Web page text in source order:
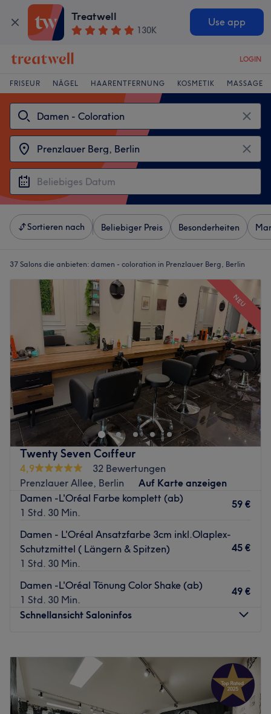
Treatwell
130K
Use app
LOGIN
FRISEUR NÄGEL HAARENTFERNUNG KOSMETIK MASSAGE
Sortieren nach Beliebiger Preis Besonderheiten
37 Salons die anbieten: damen - coloration in Prenzlauer Berg, Berlin
NEU
Twenty Seven Coıffeur
4,9
32 Bewertungen
Prenzlauer Allee, Berlin
Auf Karte anzeigen
Damen -L'Oréal Farbe komplett (ab)
1 Std. 30 Min.
59 €
Damen - L'Oréal Ansatzfarbe 3cm inkl.Olaplex-
Schutzmittel ( Längern & Spitzen)
1 Std. 30 Min.
45 €
Damen -L'Oréal Tönung Color Shake (ab)
1 Std. 30 Min.
49 €
Schnellansicht Saloninfos
20:00
20:00
Donnerstag
–20:00
Freitag
10:00–20:00